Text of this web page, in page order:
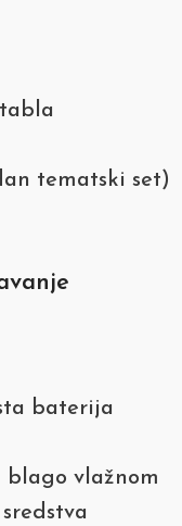
tematski set)
baterija
vlažnom